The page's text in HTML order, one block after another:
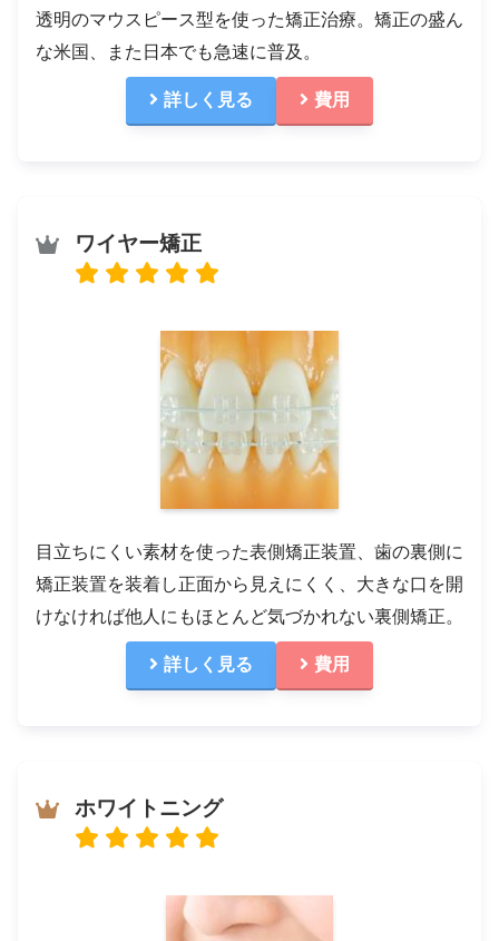
透明のマウスピース型を使った矯正治療。矯正の盛ん
な米国、また日本でも急速に普及。
詳しく見る 費用
ワイヤー矯正
目立ちにくい素材を使った表側矯正装置、歯の裏側に
矯正装置を装着し正面から見えにくく、大きな口を開
けなければ他人にもほとんど気づかれない裏側矯正。
詳しく見る 費用
ホワイトニング